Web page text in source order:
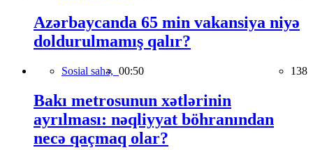
Azərbaycanda 65 min vakansiya niyə
doldurulmamış qalır?
Sosial sahə, 00:50 138
Bakı metrosunun xətlərinin
ayrılması: nəqliyyat böhranından
necə qaçmaq olar?